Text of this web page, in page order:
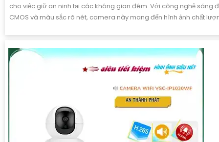
cho việc giữ an ninh tại các không gian đêm. Với công nghệ sáng
CMOS và màu sắc rõ nét, camera này mang đến hình ảnh chất